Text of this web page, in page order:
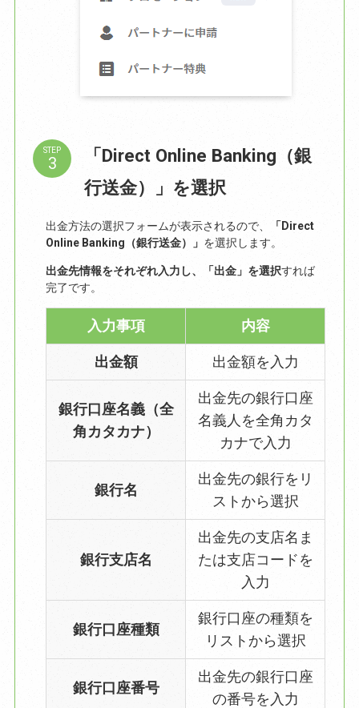
STEP
「Direct Online Banking（銀
行送金）」を選択
出金方法の選択フォームが表示されるので、
「Direct
Online Banking（銀行送金）」 を選択します。
出金先情報をそれぞれ入力し、「出金」を選択すれば
完了です。
入力事項 内容
出金額 出金額を入力
銀行口座名義（全
角カタカナ）
出金先の銀行口座
名義人を全角カタ
カナで入力
銀行名
出金先の銀行をリ
ストから選択
銀行支店名
出金先の支店名ま
たは支店コードを
入力
銀行口座種類
銀行口座の種類を
リストから選択
銀行口座番号
出金先の銀行口座
の番号を入力